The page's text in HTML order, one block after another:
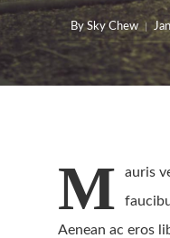
By Sky Chew
M
auris
Aenean ac eros